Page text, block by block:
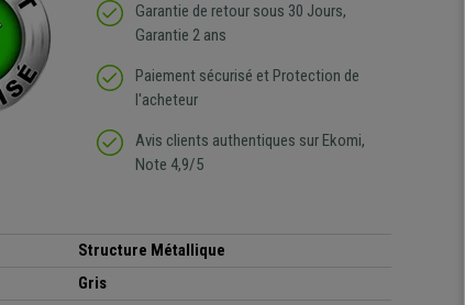
Garantie de retour sous 30 Jours,
Garantie 2 ans
Paiement sécurisé et Protection de
l'acheteur
Avis clients authentiques sur Ekomi,
Note 4,9/5
Structure Métallique
Gris